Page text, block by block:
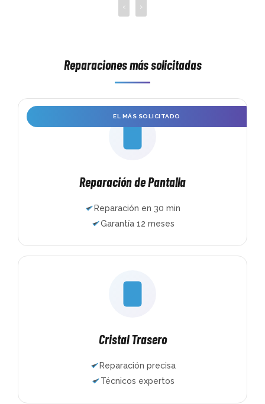
‹ ›
Reparaciones más solicitadas
EL MÁS SOLICITADO
Reparación de Pantalla
Reparación en 30 min
Garantía 12 meses
Cristal Trasero
Reparación precisa
Técnicos expertos